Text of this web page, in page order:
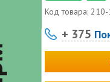
Код товара: 210-
+ 375